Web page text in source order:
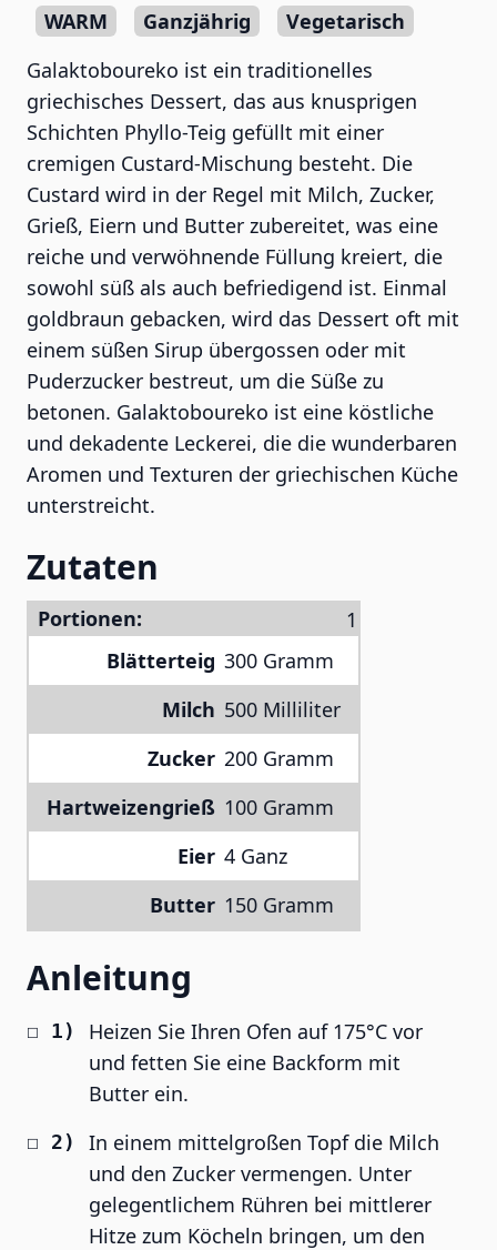
WARM
Ganzjährig
Vegetarisch
Galaktoboureko ist ein traditionelles
griechisches Dessert, das aus knusprigen
Schichten Phyllo-Teig gefüllt mit einer
cremigen Custard-Mischung besteht. Die
Custard wird in der Regel mit Milch, Zucker,
Grieß, Eiern und Butter zubereitet, was eine
reiche und verwöhnende Füllung kreiert, die
sowohl süß als auch befriedigend ist. Einmal
goldbraun gebacken, wird das Dessert oft mit
einem süßen Sirup übergossen oder mit
Puderzucker bestreut, um die Süße zu
betonen. Galaktoboureko ist eine köstliche
und dekadente Leckerei, die die wunderbaren
Aromen und Texturen der griechischen Küche
unterstreicht.
Zutaten
Portionen:
Blätterteig 300 Gramm
Milch 500 Milliliter
Zucker 200 Gramm
Hartweizengrieß 100 Gramm
Eier 4 Ganz
Butter 150 Gramm
Anleitung
Heizen Sie Ihren Ofen auf 175°C vor
und fetten Sie eine Backform mit
Butter ein.
In einem mittelgroßen Topf die Milch
und den Zucker vermengen. Unter
gelegentlichem Rühren bei mittlerer
Hitze zum Köcheln bringen, um den